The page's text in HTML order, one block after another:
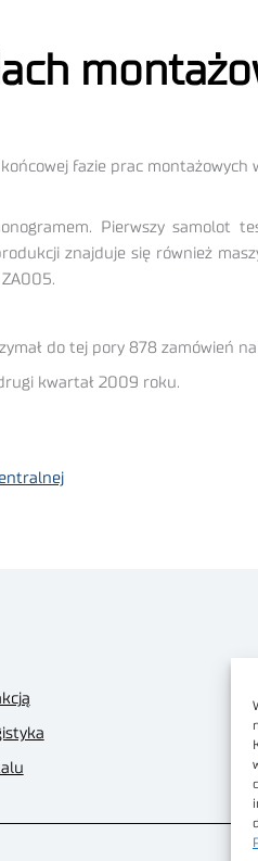
fazie prac montażowych
Pierwszy samolot
znajduje się również
do tej pory 878 zamówień
kwartał 2009 roku.